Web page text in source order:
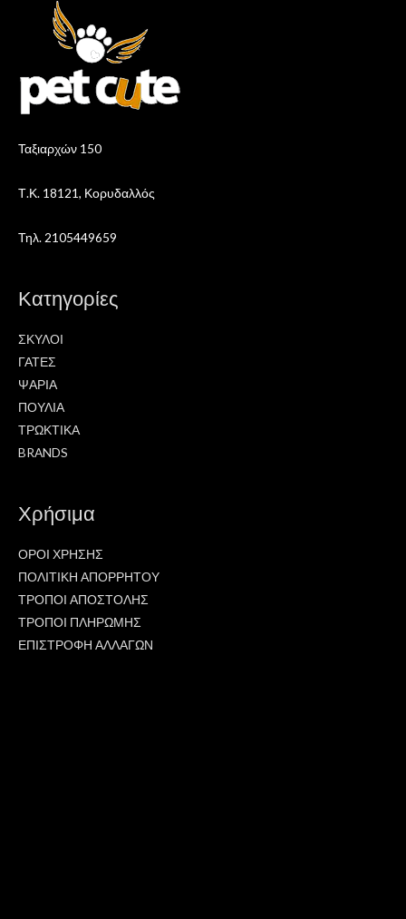
Ταξιαρχών 150
Τ.Κ. 18121, Κορυδαλλός
Τηλ. 2105449659
Κατηγορίες
ΣΚΥΛΟΙ
ΓΑΤΕΣ
ΨΑΡΙΑ
ΠΟΥΛΙΑ
ΤΡΩΚΤΙΚΑ
BRANDS
Χρήσιμα
ΟΡΟΙ ΧΡΗΣΗΣ
ΠΟΛΙΤΙΚΗ ΑΠΟΡΡΗΤΟΥ
ΤΡΟΠΟΙ ΑΠΟΣΤΟΛΗΣ
ΤΡΟΠΟΙ ΠΛΗΡΩΜΗΣ
ΕΠΙΣΤΡΟΦΗ ΑΛΛΑΓΩΝ